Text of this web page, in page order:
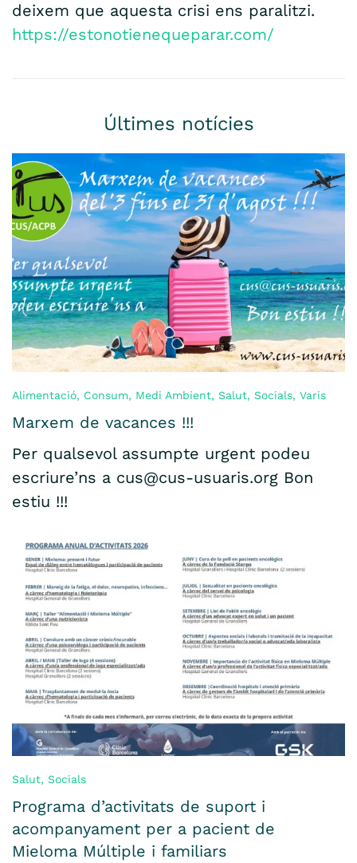
deixem que aquesta crisi ens paralitzi.
https://estonotienequeparar.com/
Últimes notícies
Alimentació, Consum, Medi Ambient, Salut, Socials, Varis
Marxem de vacances !!!
Per qualsevol assumpte urgent podeu
escriure’ns a cus@cus-usuaris.org Bon
estiu !!!
Salut, Socials
Programa d’activitats de suport i
acompanyament per a pacient de
Mieloma Múltiple i familiars